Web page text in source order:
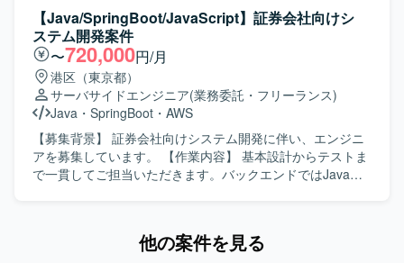
Python、Linux環境上での開発となり、REST API開発や
Flask、OpenAPI、FastAPIなどのフレームワークを利用し
た実装を行っていただきます。コンテナとしてKubernetes
やDockerを利用し、Pytestによるテストを実施いたしま
す。
の整備・改善、ドキュメント管理の統括もご担当いただき
ます。 【求める人物像】 立場の異なる関係者に論理的かつ
簡潔に説明し、迅速に取りまとめられる方を求めていま
す。主体的かつ積極的に業務へ取り組める方を歓迎しま
す。 【ポジションの魅力】 大規模Web業務アプリケーショ
ン開発において、プロジェクト運営全般を支援できます。
【開発環境】 Web業務アプリケーションです。
【Java/SpringBoot/JavaScript】証券会社向けシ
ステム開発案件
〜720,000円/月
港区（東京都）
サーバサイドエンジニア(業務委託・フリーランス)
Java ・ SpringBoot ・ AWS
【募集背景】 証券会社向けシステム開発に伴い、エンジニ
アを募集しています。 【作業内容】 基本設計からテストま
で一貫してご担当いただきます。バックエンドではJavaお
他の案件を見る